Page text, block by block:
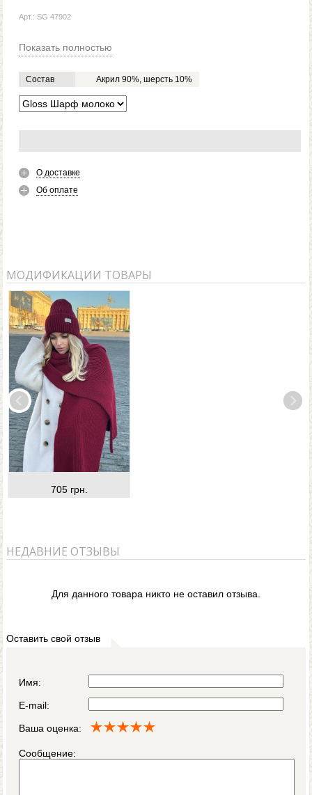
Арт.: SG 47902
Показать полностью
Состав Акрил 90%, шерсть 10%
О доставке
Об оплате
МОДИФИКАЦИИ ТОВАРЫ
705 грн.
НЕДАВНИЕ ОТЗЫВЫ
Для данного товара никто не оставил отзыва.
Оставить свой отзыв
Имя:
E-mail:
Ваша оценка:
Сообщение: